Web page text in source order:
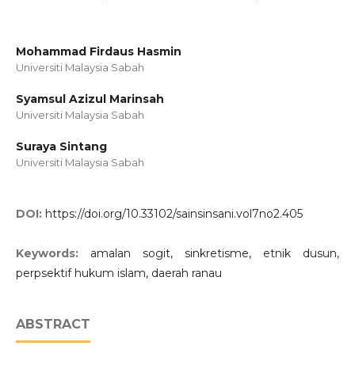
Mohammad Firdaus Hasmin
Universiti Malaysia Sabah
Syamsul Azizul Marinsah
Universiti Malaysia Sabah
Suraya Sintang
Universiti Malaysia Sabah
DOI: https://doi.org/10.33102/sainsinsani.vol7no2.405
Keywords: amalan sogit, sinkretisme, etnik dusun,
perpsektif hukum islam, daerah ranau
ABSTRACT